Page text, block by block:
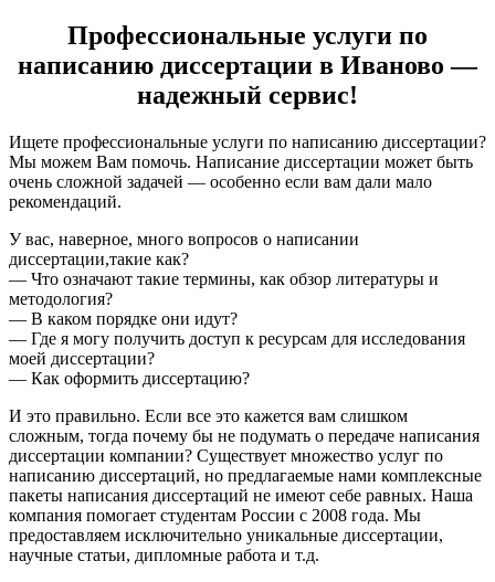
Профессиональные услуги по
написанию диссертации в Иваново —
надежный сервис!
Ищете профессиональные услуги по написанию диссертации?
Мы можем Вам помочь. Написание диссертации может быть
очень сложной задачей — особенно если вам дали мало
рекомендаций.
У вас, наверное, много вопросов о написании
диссертации,такие как?
— Что означают такие термины, как обзор литературы и
методология?
— В каком порядке они идут?
— Где я могу получить доступ к ресурсам для исследования
моей диссертации?
— Как оформить диссертацию?
И это правильно. Если все это кажется вам слишком
сложным, тогда почему бы не подумать о передаче написания
диссертации компании? Существует множество услуг по
написанию диссертаций, но предлагаемые нами комплексные
пакеты написания диссертаций не имеют себе равных. Наша
компания помогает студентам России с 2008 года. Мы
предоставляем исключительно уникальные диссертации,
научные статьи, дипломные работа и т.д.